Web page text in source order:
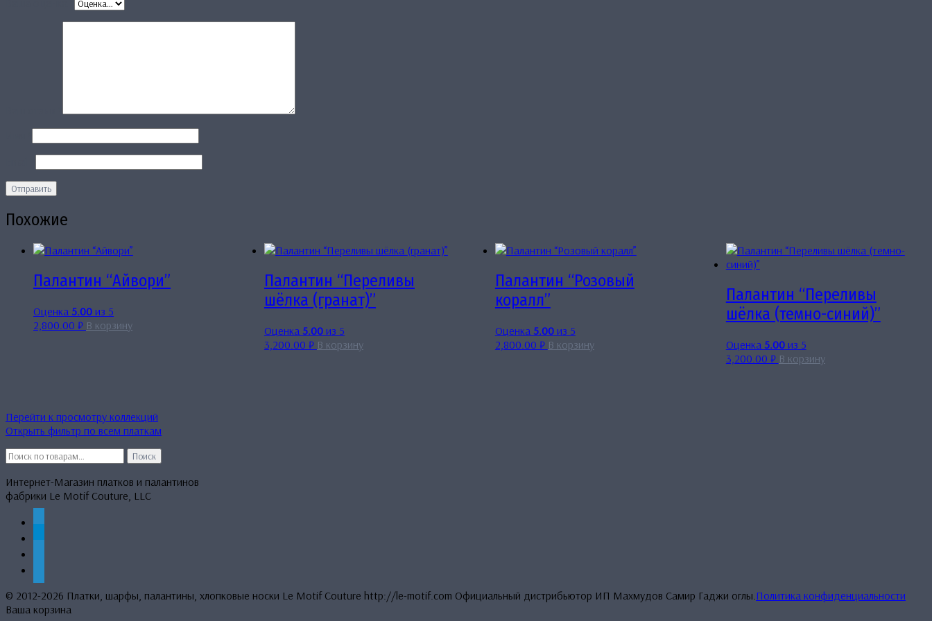
Похожие
Палантин “Айвори”
Оценка 5.00 из 5
2,800.00 ₽ В корзину
Палантин “Переливы
шёлка (гранат)”
Оценка 5.00из 5
3,200.00 ₽ В корзину
Палантин “Розовый
коралл”
Оценка 5.00из 5
2,800.00 ₽ В корзину
Палантин “Переливы
шёлка (темно-синий)”
Оценка 5.00из 5
3,200.00 ₽ В корзину
Перейти к просмотру коллекций
Открыть фильтр по всем платкам
Искать:
Поиск
Интернет-Магазин платков и палантинов
фабрики Le Motif Couture, LLC
© 2012-2026 Платки, шарфы, палантины, хлопковые носки Le Motif Couture http://le-motif.com Официальный дистрибьютор ИП Махмудов Самир Гаджи оглы. Политика конфиденциальности
Ваша корзина